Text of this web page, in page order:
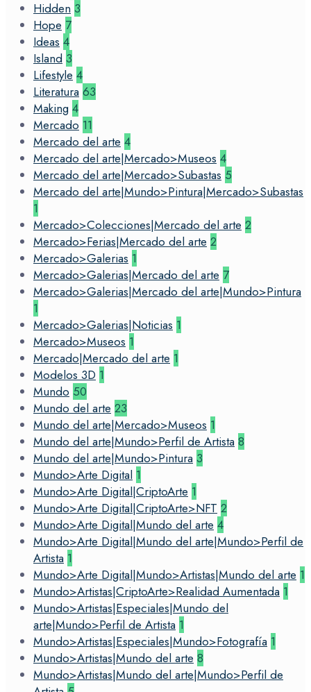
Hidden 3
Hope 7
Ideas 4
Island 3
Lifestyle 4
Literatura 63
Making 4
Mercado 11
Mercado del arte 4
Mercado del arte|Mercado>Museos 4
Mercado del arte|Mercado>Subastas 5
Mercado del arte|Mundo>Pintura|Mercado>Subastas
1
Mercado>Colecciones|Mercado del arte 2
Mercado>Ferias|Mercado del arte 2
Mercado>Galerias 1
Mercado>Galerias|Mercado del arte 7
Mercado>Galerias|Mercado del arte|Mundo>Pintura
1
Mercado>Galerias|Noticias 1
Mercado>Museos 1
Mercado|Mercado del arte 1
Modelos 3D 1
Mundo 50
Mundo del arte 23
Mundo del arte|Mercado>Museos 1
Mundo del arte|Mundo>Perfil de Artista 8
Mundo del arte|Mundo>Pintura 3
Mundo>Arte Digital 1
Mundo>Arte Digital|CriptoArte 1
Mundo>Arte Digital|CriptoArte>NFT 2
Mundo>Arte Digital|Mundo del arte 4
Mundo>Arte Digital|Mundo del arte|Mundo>Perfil de
Artista 1
Mundo>Arte Digital|Mundo>Artistas|Mundo del arte 1
Mundo>Artistas|CriptoArte>Realidad Aumentada 1
Mundo>Artistas|Especiales|Mundo del
arte|Mundo>Perfil de Artista 1
Mundo>Artistas|Especiales|Mundo>Fotografía 1
Mundo>Artistas|Mundo del arte 8
Mundo>Artistas|Mundo del arte|Mundo>Perfil de